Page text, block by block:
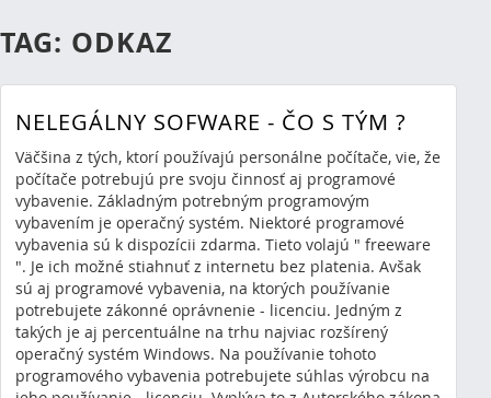
TAG: ODKAZ
NELEGÁLNY SOFWARE - ČO S TÝM ?
Väčšina z tých, ktorí používajú personálne počítače, vie, že
počítače potrebujú pre svoju činnosť aj programové
vybavenie. Základným potrebným programovým
vybavením je operačný systém. Niektoré programové
vybavenia sú k dispozícii zdarma. Tieto volajú " freeware
". Je ich možné stiahnuť z internetu bez platenia. Avšak
sú aj programové vybavenia, na ktorých používanie
potrebujete zákonné oprávnenie - licenciu. Jedným z
takých je aj percentuálne na trhu najviac rozšírený
operačný systém Windows. Na používanie tohoto
programového vybavenia potrebujete súhlas výrobcu na